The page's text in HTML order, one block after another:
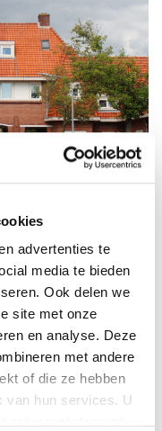
advertenties te
media te bieden
Ook delen we
site met onze
en analyse. Deze
met andere
of die ze hebben
van hun services. U
De zuil is te zien onder
duidelijk sociale opzet.
Gulden & Geldmaker
de stijl van de
gegroepeerd rondom
over de straat heen